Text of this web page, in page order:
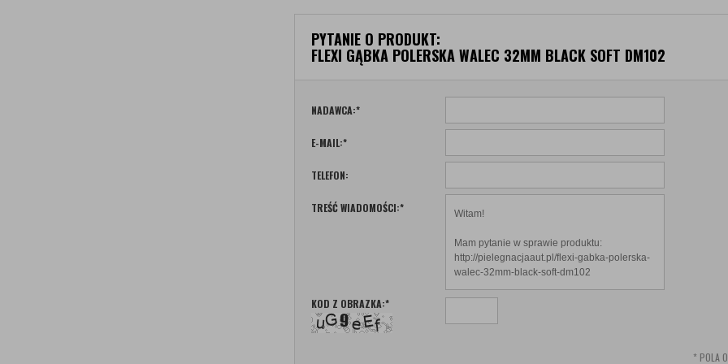
PYTANIE O PRODUKT:
FLEXI GĄBKA POLERSKA WALEC 32MM BLACK SOFT DM102
NADAWCA:*
E-MAIL:*
TELEFON:
TREŚĆ WIADOMOŚCI:*
KOD Z OBRAZKA:*
* POLA